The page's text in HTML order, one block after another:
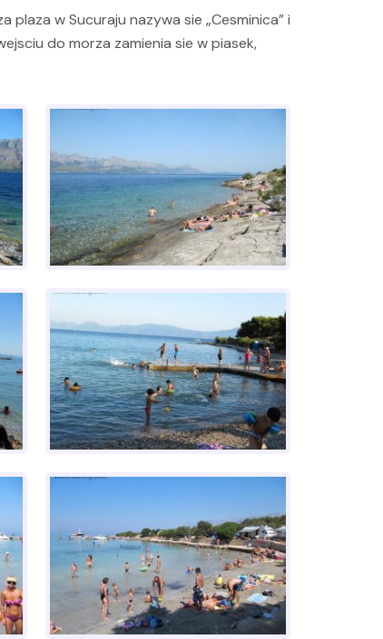
w Sucuraju nazywa sie „Cesminica” i
do morza zamienia sie w piasek,